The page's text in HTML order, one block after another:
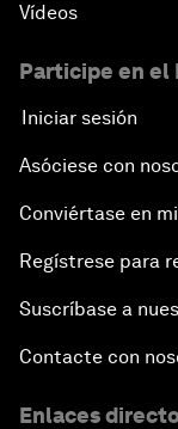
Vídeos
Participe en el
Iniciar sesión
Asóciese con
Conviértase en
Regístrese para
Suscríbase a
Contacte con
Enlaces